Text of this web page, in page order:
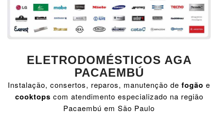
ELETRODOMÉSTICOS AGA
PACAEMBÚ
Instalação, consertos, reparos, manutenção de fogão e
cooktops com atendimento especializado na região
Pacaembú em São Paulo